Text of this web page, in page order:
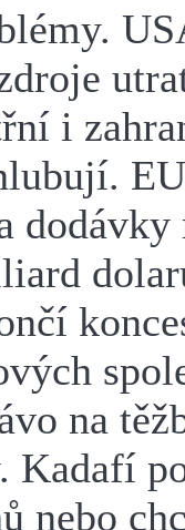
i
dodávky
na
Kadafí
nebo